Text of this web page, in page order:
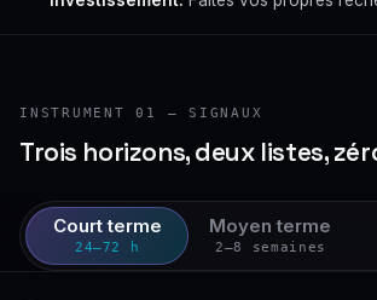
INSTRUMENT 01 — SIGNAUX
Trois horizons, deux listes,
Court terme
24–72 h
Moyen terme
2–8 semaines